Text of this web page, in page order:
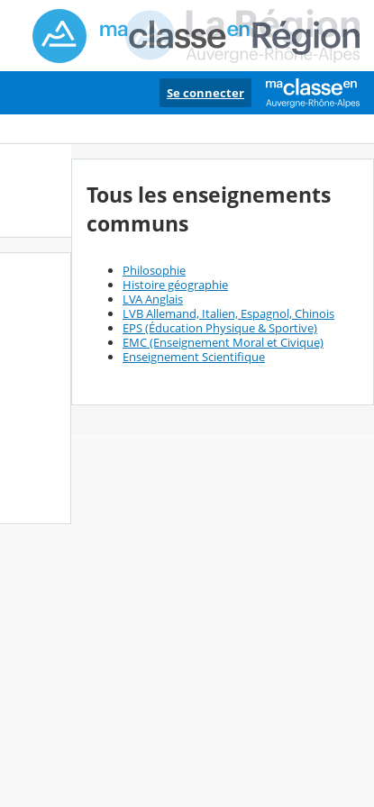
Se connecter
Tous les enseignements
communs
Philosophie
Histoire géographie
LVA Anglais
LVB Allemand, Italien, Espagnol, Chinois
EPS (Éducation Physique & Sportive)
EMC (Enseignement Moral et Civique)
Enseignement Scientifique